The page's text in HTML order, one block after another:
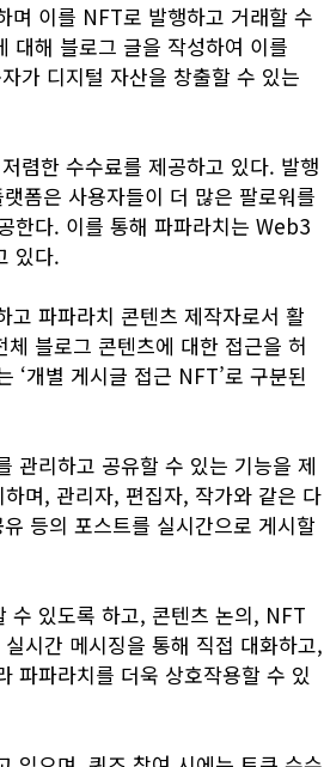
며 이를 NFT로 발행하고 거래할 수
대해 블로그 글을 작성하여 이를
가 디지털 자산을 창출할 수 있는
렴한 수수료를 제공하고 있다. 발행
폼은 사용자들이 더 많은 팔로워를
한다. 이를 통해 파파라치는 Web3
있다.
고 파파라치 콘텐츠 제작자로서 활
블로그 콘텐츠에 대한 접근을 허
‘개별 게시글 접근 NFT’로 구분된
관리하고 공유할 수 있는 기능을 제
며, 관리자, 편집자, 작가와 같은 다
등의 포스트를 실시간으로 게시할
수 있도록 하고, 콘텐츠 논의, NFT
시간 메시징을 통해 직접 대화하고,
파파라치를 더욱 상호작용할 수 있